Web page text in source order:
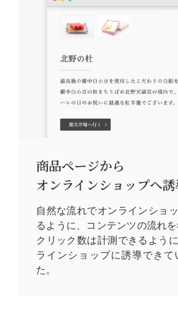
商品ページから
オンラインショップへ
自然な流れでオンラインショ
るように、コンテンツの流れ
クリック数は計測できるよう
ラインショップに誘導できて
た。